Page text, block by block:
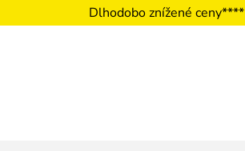
Dlhodobo znížené ceny****